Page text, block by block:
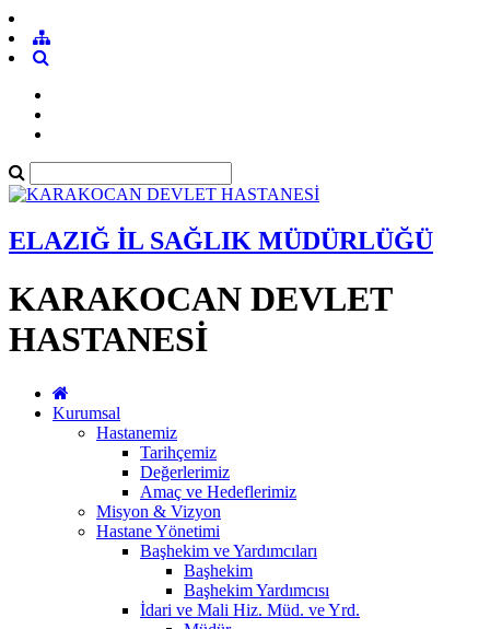
ELAZIĞ İL SAĞLIK MÜDÜRLÜĞÜ
KARAKOCAN DEVLET
HASTANESİ
Kurumsal
Hastanemiz
Tarihçemiz
Değerlerimiz
Amaç ve Hedeflerimiz
Misyon & Vizyon
Hastane Yönetimi
Başhekim ve Yardımcıları
Başhekim
Başhekim Yardımcısı
İdari ve Mali Hiz. Müd. ve Yrd.